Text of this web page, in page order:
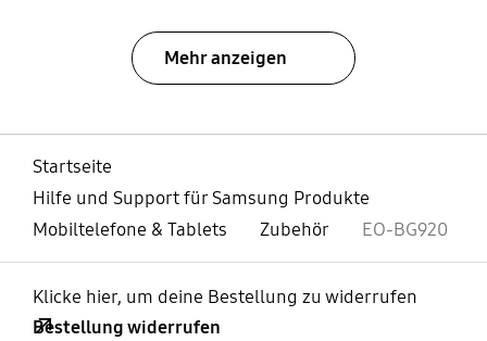
Mehr anzeigen
Startseite
Hilfe und Support für Samsung Produkte
Mobiltelefone & Tablets
Zubehör EO-BG920
Klicke hier, um deine Bestellung zu widerrufen
Bestellung widerrufen